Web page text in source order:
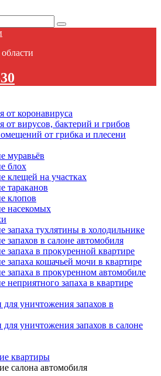
от коронавируса
от вирусов, бактерий и грибов
от грибка и плесени
муравьёв
блох
клещей на участках
тараканов
клопов
насекомых
запаха тухлятины в холодильнике
запахов в салоне автомобиля
запаха в прокуренной квартире
запаха кошачьей мочи в квартире
запаха в прокуренном автомобиле
неприятного запаха в квартире
уничтожения запахов в
уничтожения запахов в салоне
квартиры
салона автомобиля